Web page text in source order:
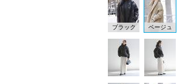
ブラック ベージュ